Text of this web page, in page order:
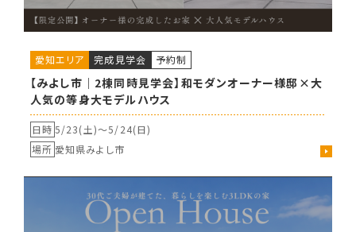
愛知エリア 完成見学会 予約制
【みよし市｜2棟同時見学会】和モダンオーナー様邸×大
人気の等身大モデルハウス
日時 5/23(土)〜5/24(日)
場所 愛知県みよし市